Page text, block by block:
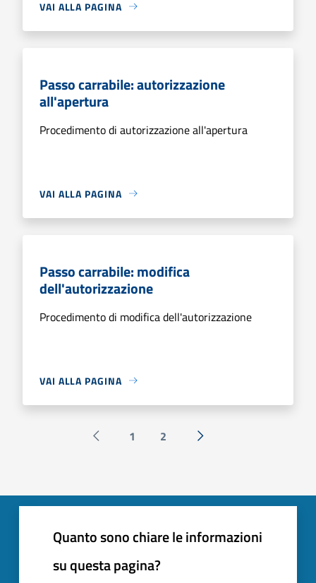
VAI ALLA PAGINA
Passo carrabile: autorizzazione
all'apertura
Procedimento di autorizzazione all'apertura
VAI ALLA PAGINA
Passo carrabile: modifica
dell'autorizzazione
Procedimento di modifica dell'autorizzazione
VAI ALLA PAGINA
Pagina precedente
1 2 Successiva »
Quanto sono chiare le informazioni
su questa pagina?